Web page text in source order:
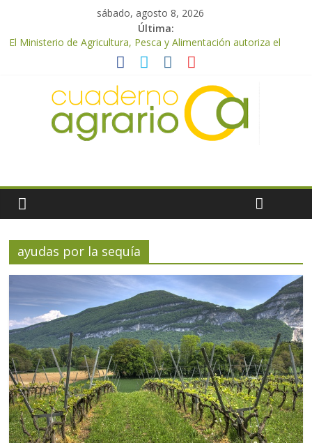
sábado, agosto 8, 2026
Última:
El Ministerio de Agricultura, Pesca y Alimentación autoriza el
pago de 85 millones adicionales de ayudas de la PAC de
El Ministerio de Agricultura, Pesca y Alimentación otorga los
premios Alimentos de España a los mejores quesos 2026
UPA Granada advierte de una vendimia marcada por el
desplome de la demanda, que obligará a muchos viticultores a
seguridad y la transparencia del sector
ASAJA Almería: las primeras recolecciones de almendra
meteorológicas y la incertidumbre en los precios
ayudas por la sequía